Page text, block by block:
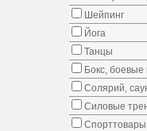
Шейпинг
Йога
Танцы
Бокс, боевые
Солярий,
Силовые